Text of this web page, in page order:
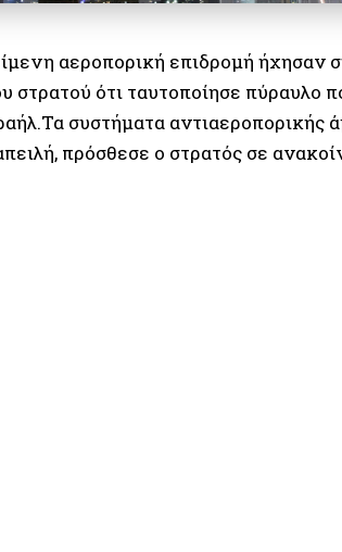
αεροπορική επιδρομή ήχησαν
στρατού ότι ταυτοποίησε πύραυλο
συστήματα αντιαεροπορικής
πρόσθεσε ο στρατός σε